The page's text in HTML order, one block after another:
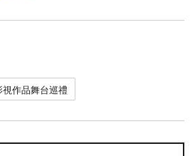
作品舞台巡禮